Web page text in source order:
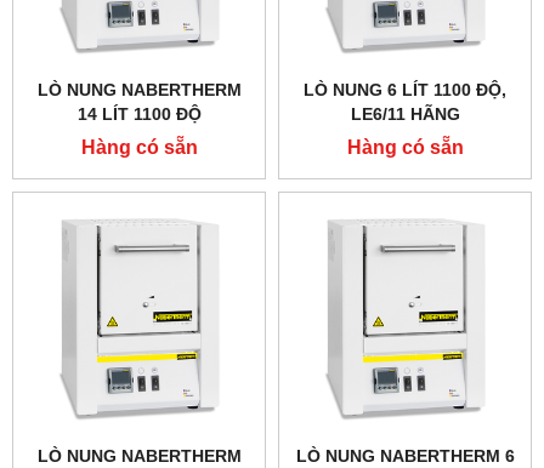
LÒ NUNG NABERTHERM
14 LÍT 1100 ĐỘ
Hàng có sẵn
LÒ NUNG 6 LÍT 1100 ĐỘ,
LE6/11 HÃNG
NABERTHERM - ĐỨC
Hàng có sẵn
LÒ NUNG NABERTHERM
LÒ NUNG NABERTHERM 6